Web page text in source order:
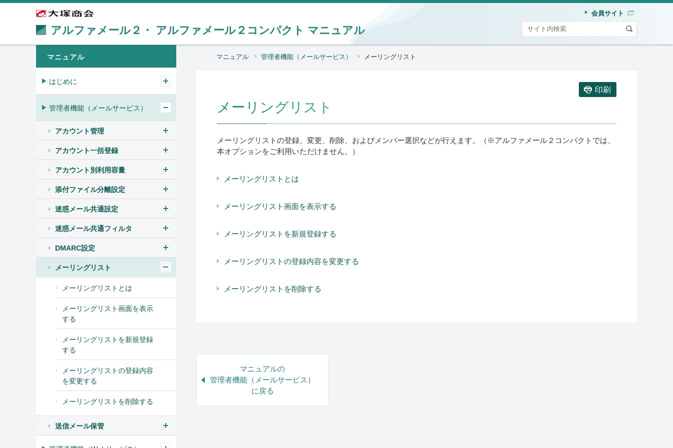
アルファメール２・ アルファメール２コンパクト マニュアル
会員サイト
マニュアル 管理者機能（メールサービス） メーリングリスト
印刷
メーリングリスト
メーリングリストの登録、変更、削除、およびメンバー選択などが行えます。（※アルファメール２コンパクトでは、
本オプションをご利用いただけません。）
メーリングリストとは
メーリングリスト画面を表示する
メーリングリストを新規登録する
メーリングリストの登録内容を変更する
メーリングリストを削除する
マニュアルの
管理者機能（メールサービス）
に戻る
マニュアル
はじめに
管理者機能（メールサービス）
アカウント管理
アカウント一括登録
アカウント別利用容量
添付ファイル分離設定
迷惑メール共通設定
迷惑メール共通フィルタ
DMARC設定
メーリングリスト
メーリングリストとは
メーリングリスト画面を表示
する
メーリングリストを新規登録
する
メーリングリストの登録内容
を変更する
メーリングリストを削除する
送信メール保管